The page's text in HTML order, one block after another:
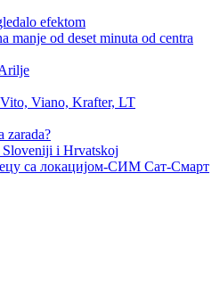
efektom
manje od deset minuta od centra
Viano, Krafter, LT
zarada?
Sloveniji i Hrvatskoj
са локацијом-СИМ Сат-Смарт